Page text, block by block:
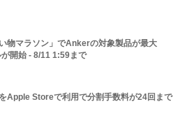
物マラソン」でAnkerの対象製品が最大
開始 - 8/11 1:59まで
Apple Storeで利用で分割手数料が24回まで